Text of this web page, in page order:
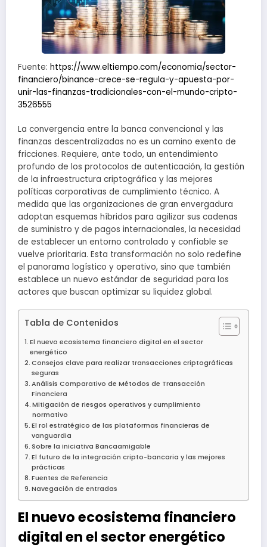
Fuente: https://www.eltiempo.com/economia/sector-
financiero/binance-crece-se-regula-y-apuesta-por-
unir-las-finanzas-tradicionales-con-el-mundo-cripto-
3526555
La convergencia entre la banca convencional y las
finanzas descentralizadas no es un camino exento de
fricciones. Requiere, ante todo, un entendimiento
profundo de los protocolos de autenticación, la gestión
de la infraestructura criptográfica y las mejores
políticas corporativas de cumplimiento técnico. A
medida que las organizaciones de gran envergadura
adoptan esquemas híbridos para agilizar sus cadenas
de suministro y de pagos internacionales, la necesidad
de establecer un entorno controlado y confiable se
vuelve prioritaria. Esta transformación no solo redefine
el panorama logístico y operativo, sino que también
establece un nuevo estándar de seguridad para los
actores que buscan optimizar su liquidez global.
Tabla de Contenidos
El nuevo ecosistema financiero digital en el sector
energético
Consejos clave para realizar transacciones criptográficas
seguras
Análisis Comparativo de Métodos de Transacción
Financiera
Mitigación de riesgos operativos y cumplimiento
normativo
El rol estratégico de las plataformas financieras de
vanguardia
Sobre la iniciativa Bancaamigable
El futuro de la integración cripto-bancaria y las mejores
prácticas
Fuentes de Referencia
Navegación de entradas
El nuevo ecosistema financiero
digital en el sector energético